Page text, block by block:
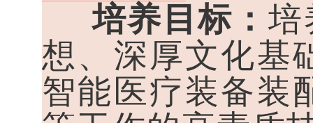
培养目标： 培
想、深厚文化基
智能医疗装备装